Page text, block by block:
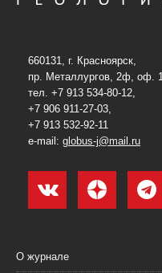
660131, г. Красноярск,
пр. Металлургов, 2ф, оф.
тел. +7 913 534-80-12,
+7 906 911-27-03,
+7 913 532-92-11
e-mail: globus-j@mail.ru
О журнале